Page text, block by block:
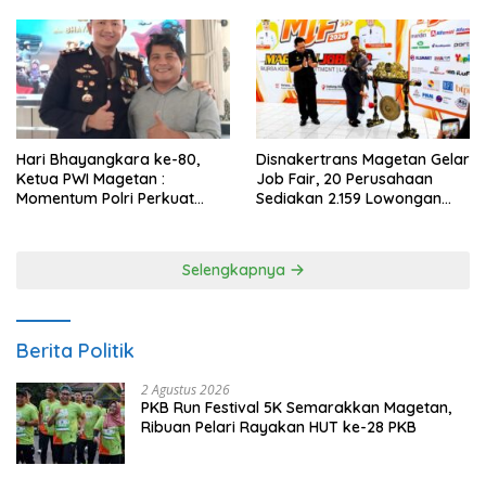
Hari Bhayangkara ke-80,
Ketua PWI Magetan :
Momentum Polri Perkuat
Disnakertrans Magetan Gelar
Job Fair, 20 Perusahaan
Sediakan 2.159 Lowongan
Selengkapnya
Berita Politik
2 Agustus 2026
PKB Run Festival 5K Semarakkan Magetan,
Ribuan Pelari Rayakan HUT ke-28 PKB